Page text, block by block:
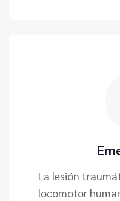
La lesión
locomotor